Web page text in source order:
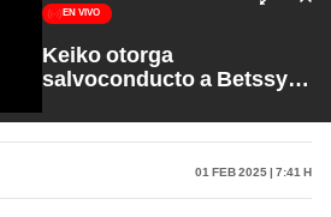
EN VIVO
Keiko otorga
salvoconducto a Betssy
Petroperú | Sin Guion con
Rosa María Palacios
01 Feb 2025 | 7:41 h